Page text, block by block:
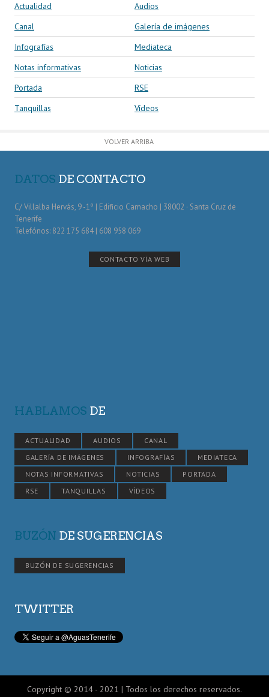
Actualidad
Audios
Canal
Galería de imágenes
Infografías
Mediateca
Notas informativas
Noticias
Portada
RSE
Tanquillas
Vídeos
VOLVER ARRIBA
DATOS DE CONTACTO
C/ Villalba Hervás, 9 -1º | Edificio Camacho | 38002 · Santa Cruz de
Tenerife
Telefónos: 822 175 684 | 608 958 069
CONTACTO VÍA WEB
HABLAMOS DE
ACTUALIDAD AUDIOS
CANAL
GALERÍA DE IMÁGENES
INFOGRAFÍAS
MEDIATECA
NOTAS INFORMATIVAS
NOTICIAS
PORTADA
RSE
TANQUILLAS VÍDEOS
BUZÓN DE SUGERENCIAS
BUZÓN DE SUGERENCIAS
TWITTER
Copyright © 2014 - 2021 | Todos los derechos reservados.